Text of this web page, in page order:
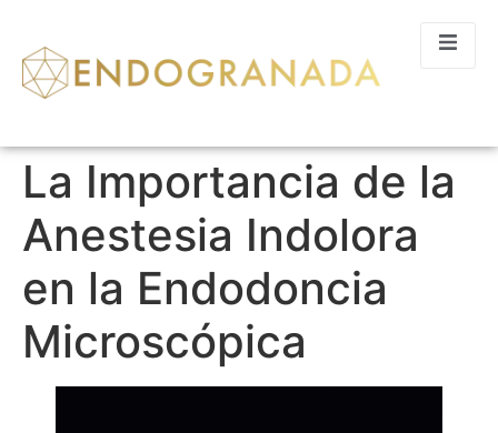
La Importancia de la
Anestesia Indolora
en la Endodoncia
Microscópica